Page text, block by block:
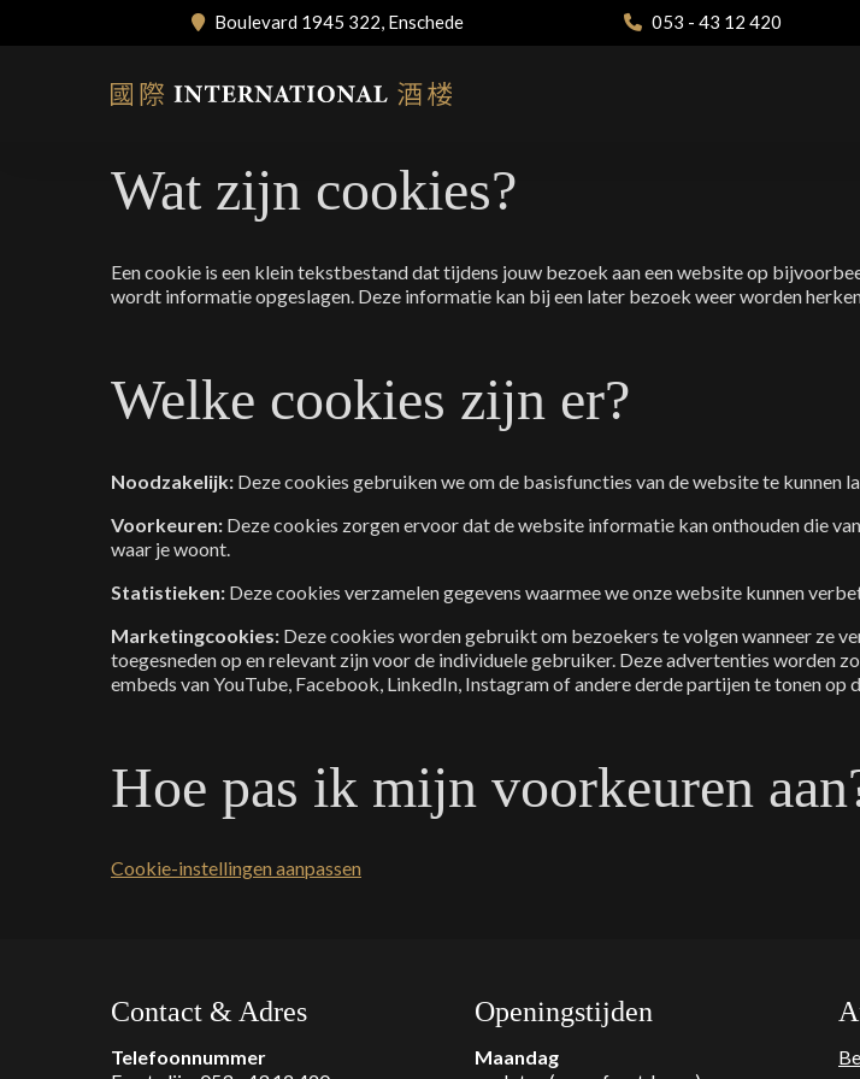
Chinees Restaurant
Bestellen & Afhalen
Contact & Openingstijden
Boulevard 1945 322, Enschede 053 - 43 12 420
cookiebeleid
Cookieverklaring
Wat zijn cookies?
Eencookie is een klein tekstbestand dat tijdens jouw bezoek aan een website op
wordt informatie opgeslagen. Deze informatie kan bij een later bezoek weer worden
Welke cookies zijn er?
Noodzakelijk: Deze cookies gebruiken we om de basisfuncties van de website te kunnen
Voorkeuren: Deze cookies zorgen ervoor dat de website informatie kan onthouden die
waar je woont.
Statistieken: Deze cookies verzamelen gegevens waarmee we onze website kunnen
Marketingcookies: Deze cookies worden gebruikt om bezoekers te volgen wanneer ze
toegesneden op en relevant zijn voor de individuele gebruiker. Deze advertenties worden
embeds van YouTube, Facebook, LinkedIn, Instagram of andere derde partijen te tonen op
Hoe pas ik mijn voorkeuren
Cookie-instellingen aanpassen
Contact & Adres
Telefoonnummer
Openingstijden
Maandag